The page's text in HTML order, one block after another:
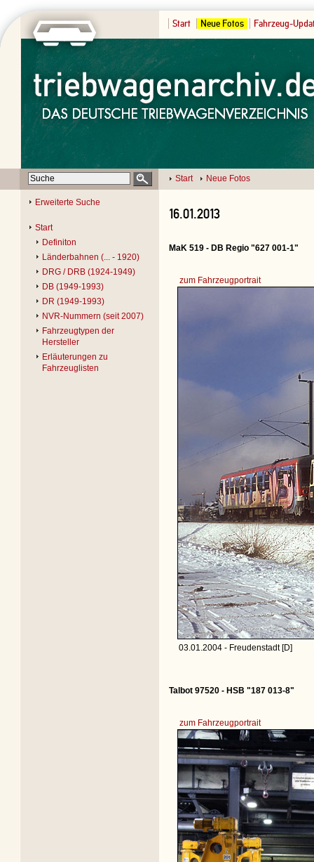
Start Neue Fotos Fahrzeug-
Start Neue Fotos
Erweiterte Suche
Start
Definiton
Länderbahnen (... - 1920)
DRG / DRB (1924-1949)
DB (1949-1993)
DR (1949-1993)
NVR-Nummern (seit 2007)
Fahrzeugtypen der
Hersteller
Erläuterungen zu
Fahrzeuglisten
16.01.2013
MaK 519 - DB Regio "627 001-1"
zum Fahrzeugportrait
03.01.2004 - Freudenstadt [D]
Talbot 97520 - HSB "187 013-8"
zum Fahrzeugportrait